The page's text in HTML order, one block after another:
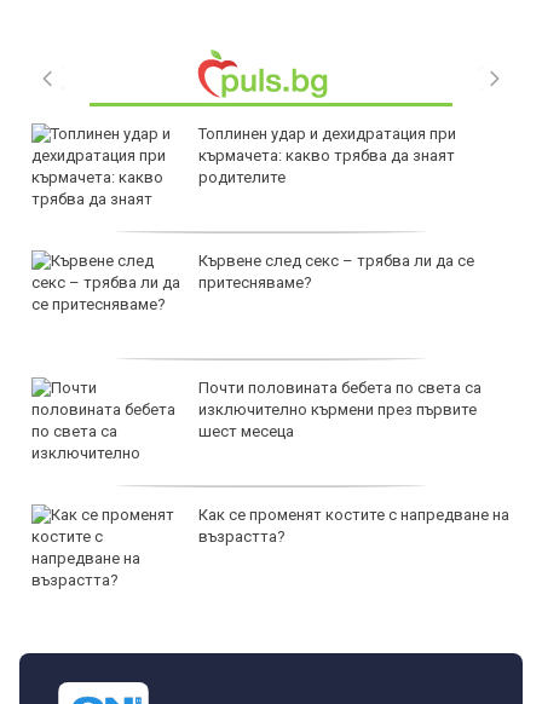
Топлинен удар и дехидратация при
кърмачета: какво трябва да знаят
родителите
Кървене след секс – трябва ли да се
притесняваме?
Почти половината бебета по света са
изключително кърмени през първите
шест месеца
Как се променят костите с напредване на
възрастта?